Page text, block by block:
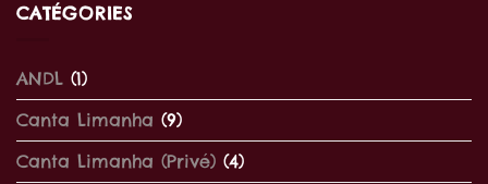
CATÉGORIES
ANDL (1)
Canta Limanha (9)
Canta Limanha (Privé) (4)